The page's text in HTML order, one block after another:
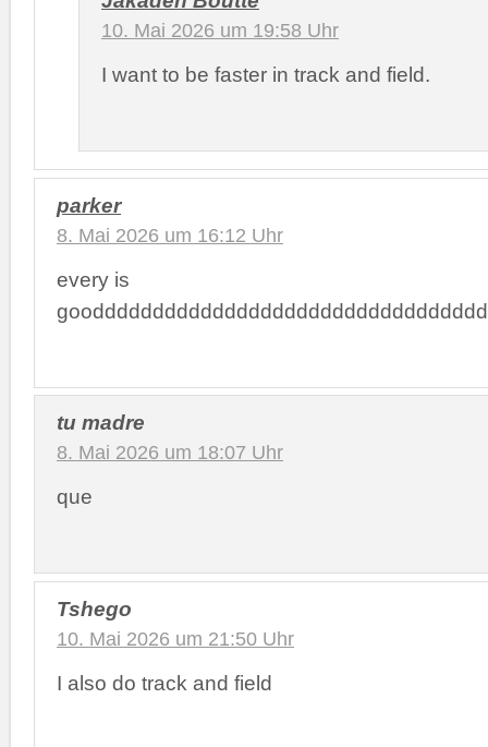
10. Mai 2026 um 19:58 Uhr
I want to be faster in track and field.
parker
8. Mai 2026 um 16:12 Uhr
every is
tu madre
8. Mai 2026 um 18:07 Uhr
que
Tshego
10. Mai 2026 um 21:50 Uhr
I also do track and field